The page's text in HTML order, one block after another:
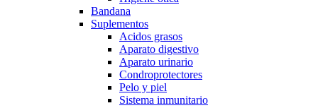
Bandana
Suplementos
Acidos grasos
Aparato digestivo
Aparato urinario
Condroprotectores
Pelo y piel
Sistema inmunitario